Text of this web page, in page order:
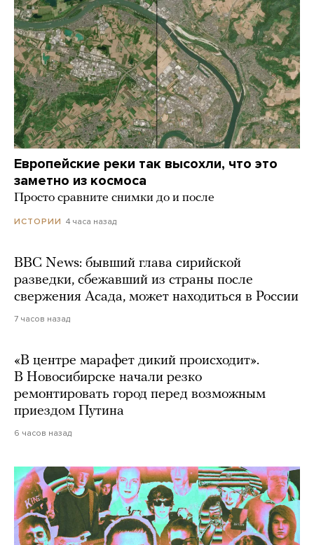
Европейские реки так высохли, что это
заметно из космоса
Просто сравните снимки до и после
ИСТОРИИ 4 часа назад
BBC News: бывший глава сирийской
разведки, сбежавший из страны после
свержения Асада, может находиться в России
7 часов назад
«В центре марафет дикий происходит».
В Новосибирске начали резко
ремонтировать город перед возможным
приездом Путина
6 часов назад